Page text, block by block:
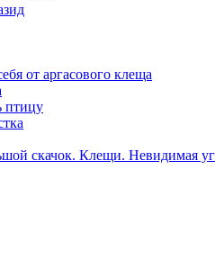
от аргасового клеща
птицу
скачок. Клещи. Невидимая